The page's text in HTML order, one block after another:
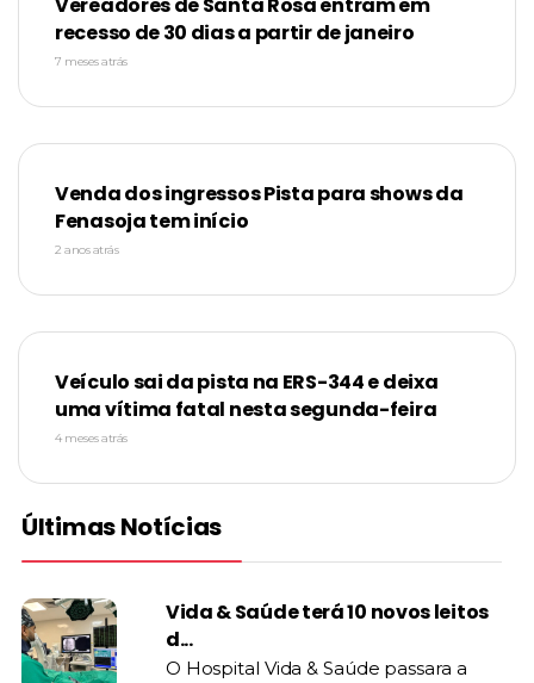
recesso de 30 dias a partir de janeiro
7 meses atrás
Venda dos ingressos Pista para shows da
Fenasoja tem início
2 anos atrás
Veículo sai da pista na ERS-344 e deixa
uma vítima fatal nesta segunda-feira
4 meses atrás
Últimas Notícias
Vida & Saúde terá 10 novos leitos
d...
O Hospital Vida & Saúde passara a